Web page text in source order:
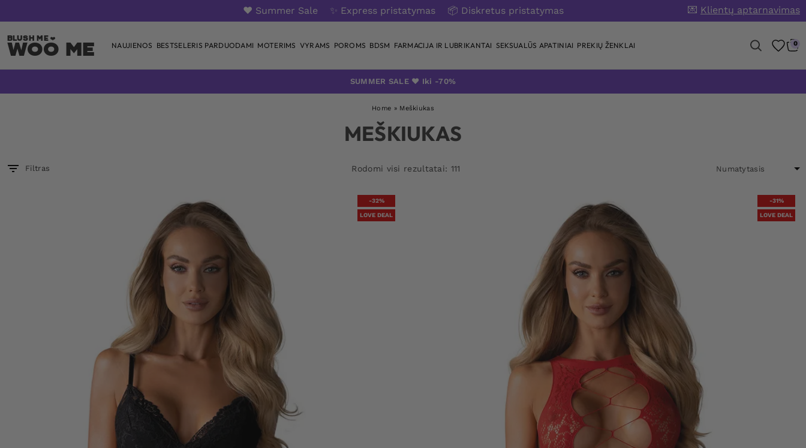
❤️ Summer Sale ✨ Express pristatymas 📦 Diskretus pristatymas 💌 Klientų aptarnavimas
Woo Me NAUJIENOS BESTSELERIS PARDUODAMI MOTERIMS VYRAMS POROMS BDSM FARMACIJA IR LUBRIKANTAI SEKSUALŪS APATINIAI PREKIŲ ŽENKLAI 0
SUMMER SALE ❤️ Iki -70%
Home » Meškiukas
MEŠKIUKAS
Filtras Rodomi visi rezultatai: 111
-32%
LOVE DEAL
-31%
LOVE DEAL